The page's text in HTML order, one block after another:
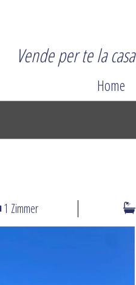
Vende per te la
Home
1 Zimmer